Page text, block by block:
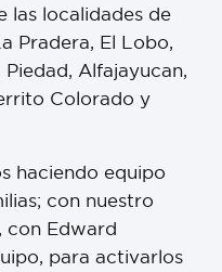
las localidades de
Pradera, El Lobo,
Alfajayucan,
Colorado y
haciendo equipo
con nuestro
con Edward
para activarlos